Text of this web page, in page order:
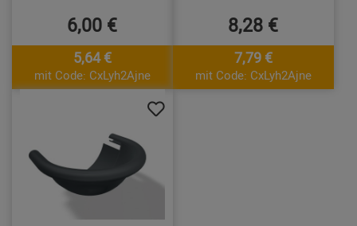
6,00 €
5,64 €
mit Code: CxLyh2Ajne
8,28 €
7,79 €
mit Code: CxLyh2Ajne